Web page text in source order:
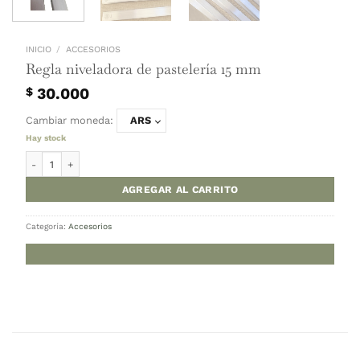
ACCESORIOS
Regla niveladora de pastelería 15 mm
$30.000